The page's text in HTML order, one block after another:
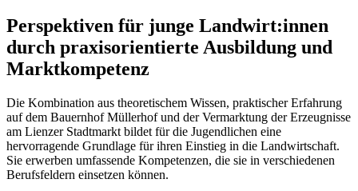
Perspektiven für junge Landwirt:innen
durch praxisorientierte Ausbildung und
Marktkompetenz
Die Kombination aus theoretischem Wissen, praktischer Erfahrung
auf dem Bauernhof Müllerhof und der Vermarktung der Erzeugnisse
am Lienzer Stadtmarkt bildet für die Jugendlichen eine
hervorragende Grundlage für ihren Einstieg in die Landwirtschaft.
Sie erwerben umfassende Kompetenzen, die sie in verschiedenen
Berufsfeldern einsetzen können.